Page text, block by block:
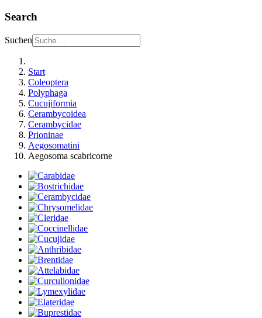
Search
Suchen
Start
Coleoptera
Polyphaga
Cucujiformia
Cerambycoidea
Cerambycidae
Prioninae
Aegosomatini
Aegosoma scabricorne